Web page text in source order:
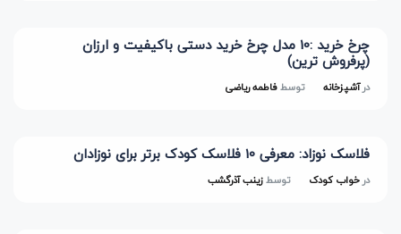
چرخ خرید :10 مدل چرخ خرید دستی باکیفیت و ارزان
(پرفروش ترین)
درآشپزخانه توسطفاطمه ریاضی
فلاسک نوزاد: معرفی 10 فلاسک کودک برتر برای نوزادان
درخواب کودک توسطزینب آذرگشب